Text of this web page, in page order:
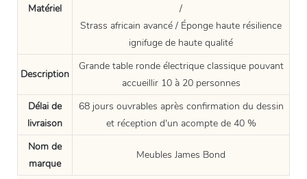
Matériel
/
Strass africain avancé / Éponge haute résilience
ignifuge de haute qualité
Description
Grande table ronde électrique classique pouvant
accueillir 10 à 20 personnes
Délai de
livraison
68 jours ouvrables après confirmation du dessin
et réception d'un acompte de 40 %
Nom de
marque
Meubles James Bond